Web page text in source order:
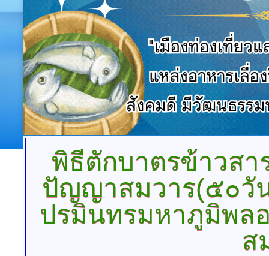
พิธีตักบาตรข้าวสา
ปัญญาสมวาร(๕๐วั
ปรมินทรมหาภูมิพล
ส